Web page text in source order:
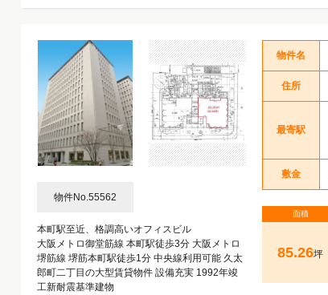
物件No.55562
本町駅至近、格調高いオフィスビル
大阪メトロ御堂筋線 本町駅徒歩3分 大阪メトロ
堺筋線 堺筋本町駅徒歩1分 中央線利用可能 久太
郎町二丁目の大型賃貸物件 設備充実 1992年竣
工新耐震基準建物
物件名
住所
最寄駅
敷金
面積
85.26坪